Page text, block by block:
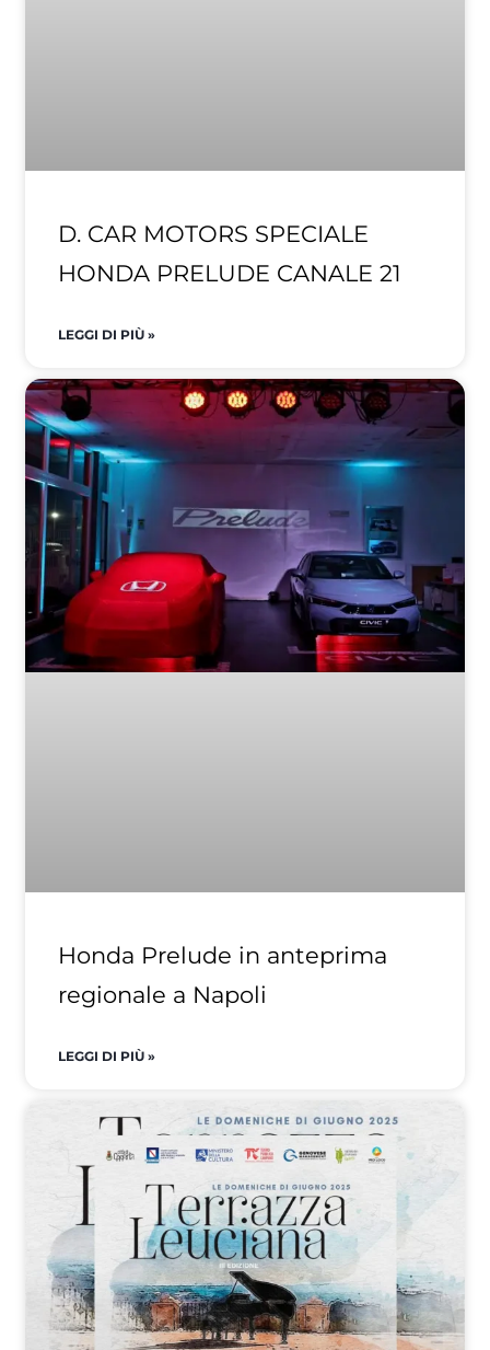
D. CAR MOTORS SPECIALE
HONDA PRELUDE CANALE 21
LEGGI DI PIÙ »
Honda Prelude in anteprima
regionale a Napoli
LEGGI DI PIÙ »